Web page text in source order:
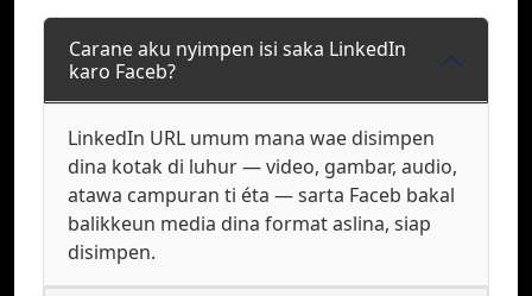
Carane aku nyimpen isi saka LinkedIn
karo Faceb?
LinkedIn URL umum mana wae disimpen
dina kotak di luhur — video, gambar, audio,
atawa campuran ti éta — sarta Faceb bakal
balikkeun media dina format aslina, siap
disimpen.